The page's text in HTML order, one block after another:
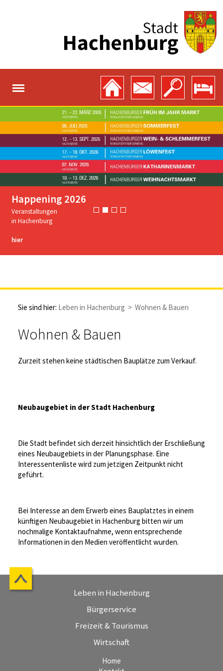
Happening 2026
Veranstaltungen
in Hachenburg
hier
Sie sind hier: Leben in Hachenburg > Wohnen & Bauen
Wohnen & Bauen
Zurzeit stehen keine städtischen Bauplätze zum Verkauf.
Neubaugebiet in der Stadt Hachenburg
Die Stadt befindet sich derzeit hinsichtlich der Erschließung
eines Neubaugebiets in der Planungsphase. Eine
Interessentenliste wird zum jetzigen Zeitpunkt nicht
geführt.
Bei Interesse an dem Erwerb eines Bauplatztes in einem
künftigen Neubaugebiet in Hachenburg bitten wir um
nochmalige Kontaktaufnahme, wenn entsprechende
Informationen in den Medien veröffentlicht wurden.
Leben in Hachenburg
Bürgerservice
Freizeit & Tourismus
Wirtschaft
Home